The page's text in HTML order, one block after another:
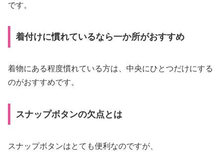
です。
着付けに慣れているなら一か所がおすすめ
着物にある程度慣れている方は、中央にひとつだけにする
のがおすすめです。
スナップボタンの欠点とは
スナップボタンはとても便利なのですが、